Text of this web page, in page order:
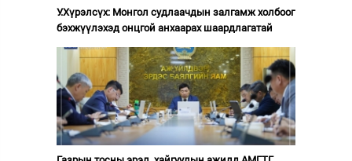
У.Хүрэлсүх: Монгол судлаачдын залгамж холбоог
бэхжүүлэхэд онцгой анхаарах шаардлагатай